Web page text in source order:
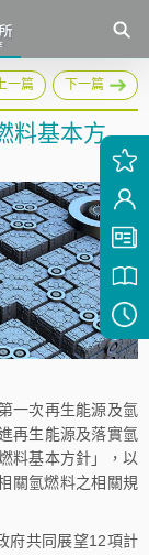
一篇 下一篇
料基本方
次再生能源及氫
再生能源及落實氫
料基本方針」，以
關氫燃料之相關規
府共同展望12項計